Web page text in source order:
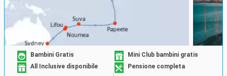
Bambini Gratis
Mini Club bambini gratis
All Inclusive disponibile
Pensione completa